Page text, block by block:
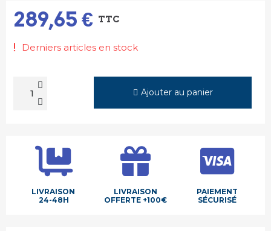
289,65 € TTC
Derniers articles en stock
Ajouter au panier
LIVRAISON
24-48H
LIVRAISON
OFFERTE +100€
PAIEMENT
SÉCURISÉ